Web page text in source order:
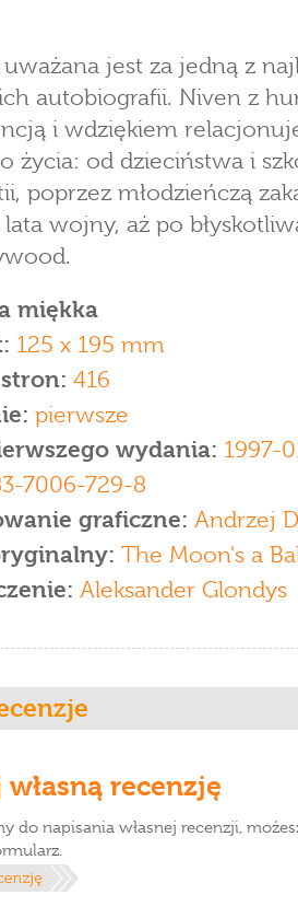
uważana jest za jedną z
autobiografii. Niven z
i wdziękiem
życia: od dzieciństwa i
poprzez młodzieńczą
lata wojny, aż po
miękka
125 x 195 mm
416
pierwsze
wydania: 1997-
7006-729-8
graficzne: Andrzej
The Moon's a
Aleksander Glondys
recenzję
do napisania własnej recenzji,